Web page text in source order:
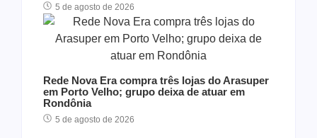
5 de agosto de 2026
Rede Nova Era compra três lojas do Arasuper
em Porto Velho; grupo deixa de atuar em
Rondônia
5 de agosto de 2026